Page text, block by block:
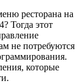
ресторана на
Тогда этот
не потребуются
которые